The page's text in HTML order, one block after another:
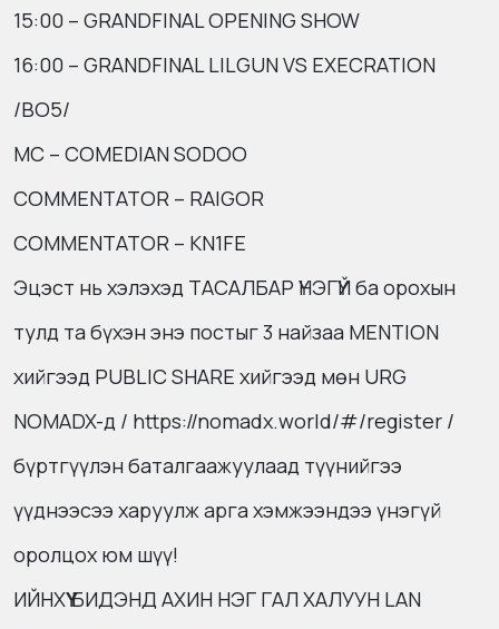
15:00 – GRANDFINAL OPENING SHOW
16:00 – GRANDFINAL LILGUN VS EXECRATION
/BO5/
MC – COMEDIAN SODOO
COMMENTATOR – RAIGOR
COMMENTATOR – KN1FE
Эцэст нь хэлэхэд ТАСАЛБАР ҮНЭГҮЙ ба орохын
тулд та бүхэн энэ постыг 3 найзаа MENTION
хийгээд PUBLIC SHARE хийгээд мөн URG
NOMADX-д / https://nomadx.world/#/register /
бүртгүүлэн баталгаажуулаад түүнийгээ
үүднээсээ харуулж арга хэмжээндээ үнэгүй
оролцох юм шүү!
ИЙНХҮҮ БИДЭНД АХИН НЭГ ГАЛ ХАЛУУН LAN